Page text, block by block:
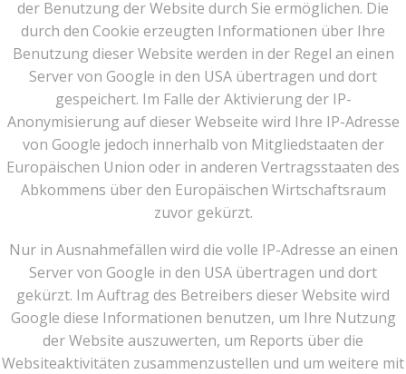
der Benutzung der Website durch Sie ermöglichen. Die
durch den Cookie erzeugten Informationen über Ihre
Benutzung dieser Website werden in der Regel an einen
Server von Google in den USA übertragen und dort
gespeichert. Im Falle der Aktivierung der IP-
Anonymisierung auf dieser Webseite wird Ihre IP-Adresse
von Google jedoch innerhalb von Mitgliedstaaten der
Europäischen Union oder in anderen Vertragsstaaten des
Abkommens über den Europäischen Wirtschaftsraum
zuvor gekürzt.
Nur in Ausnahmefällen wird die volle IP-Adresse an einen
Server von Google in den USA übertragen und dort
gekürzt. Im Auftrag des Betreibers dieser Website wird
Google diese Informationen benutzen, um Ihre Nutzung
der Website auszuwerten, um Reports über die
Websiteaktivitäten zusammenzustellen und um weitere mit